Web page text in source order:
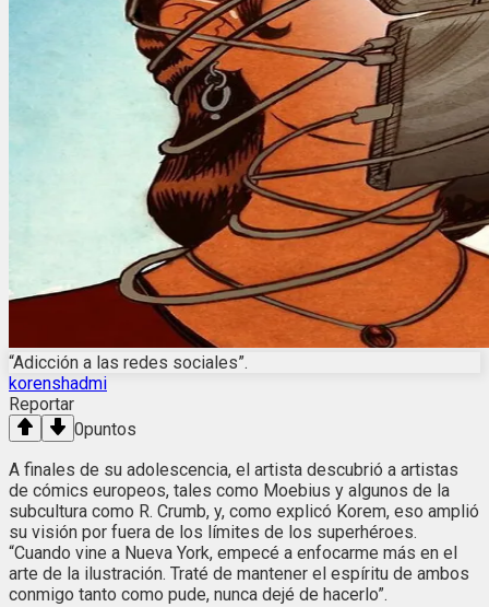
“Adicción a las redes sociales”.
korenshadmi
Reportar
0puntos
A finales de su adolescencia, el artista descubrió a artistas
de cómics europeos, tales como Moebius y algunos de la
subcultura como R. Crumb, y, como explicó Korem, eso amplió
su visión por fuera de los límites de los superhéroes.
“Cuando vine a Nueva York, empecé a enfocarme más en el
arte de la ilustración. Traté de mantener el espíritu de ambos
conmigo tanto como pude, nunca dejé de hacerlo”.